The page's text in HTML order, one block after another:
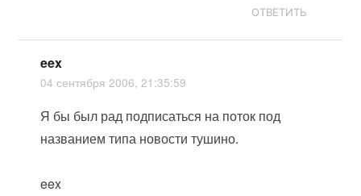
ОТВЕТИТЬ
eex
04 сентября 2006, 21:35:59
Я бы был рад подписаться на поток под
названием типа новости тушино.
eex